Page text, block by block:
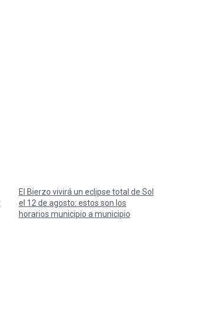
El Bierzo vivirá un eclipse total de Sol
el 12 de agosto: estos son los
horarios municipio a municipio